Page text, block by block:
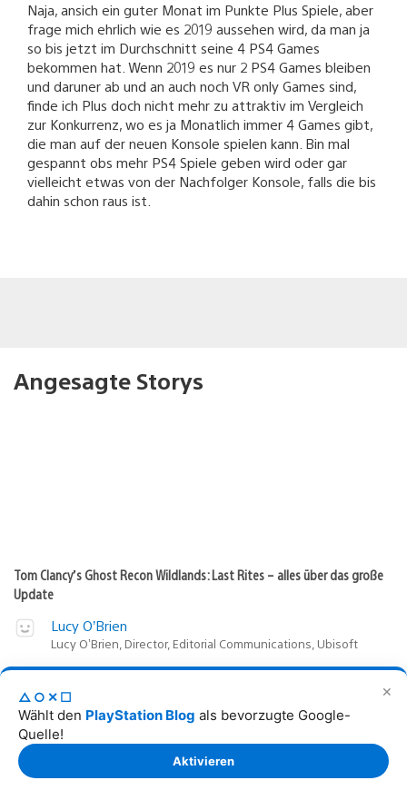
✕
△○✕☐
Wählt den PlayStation Blog als bevorzugte Google-
Quelle!
Aktivieren
Naja, ansich ein guter Monat im Punkte Plus Spiele, aber
frage mich ehrlich wie es 2019 aussehen wird, da man ja
so bis jetzt im Durchschnitt seine 4 PS4 Games
bekommen hat. Wenn 2019 es nur 2 PS4 Games bleiben
und daruner ab und an auch noch VR only Games sind,
finde ich Plus doch nicht mehr zu attraktiv im Vergleich
zur Konkurrenz, wo es ja Monatlich immer 4 Games gibt,
die man auf der neuen Konsole spielen kann. Bin mal
gespannt obs mehr PS4 Spiele geben wird oder gar
vielleicht etwas von der Nachfolger Konsole, falls die bis
dahin schon raus ist.
Angesagte Storys
Tom Clancy’s Ghost Recon Wildlands: Last Rites – alles über das große
Update
Lucy O’Brien
Lucy O’Brien, Director, Editorial Communications, Ubisoft
Veröffentlichungsdatum:
6. Aug 2026 1 6